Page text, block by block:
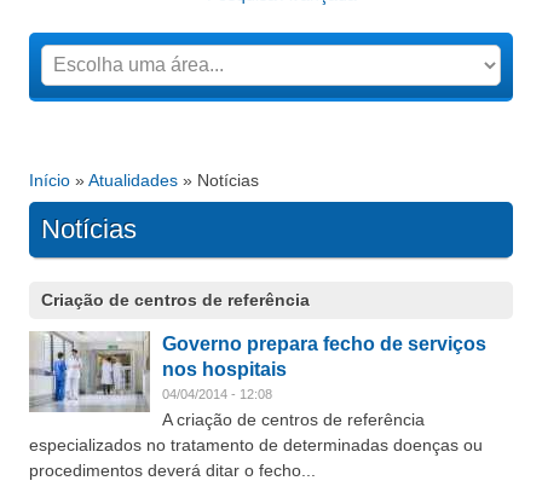
Está aqui
Início »Atualidades » Notícias
Notícias
Criação de centros de referência
Governo prepara fecho de serviços
nos hospitais
04/04/2014 - 12:08
A criação de centros de referência
especializados no tratamento de determinadas doenças ou
procedimentos deverá ditar o fecho...